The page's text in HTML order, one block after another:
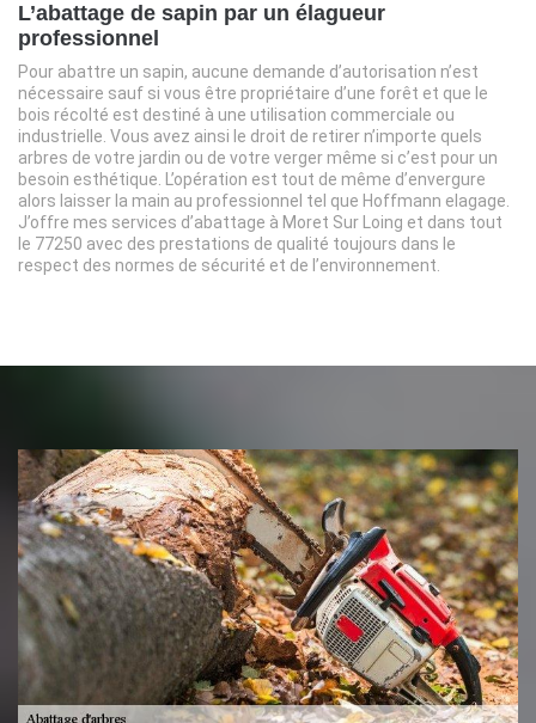
L’abattage de sapin par un élagueur
professionnel
Pour abattre un sapin, aucune demande d’autorisation n’est
nécessaire sauf si vous être propriétaire d’une forêt et que le
bois récolté est destiné à une utilisation commerciale ou
industrielle. Vous avez ainsi le droit de retirer n’importe quels
arbres de votre jardin ou de votre verger même si c’est pour un
besoin esthétique. L’opération est tout de même d’envergure
alors laisser la main au professionnel tel que Hoffmann elagage.
J’offre mes services d’abattage à Moret Sur Loing et dans tout
le 77250 avec des prestations de qualité toujours dans le
respect des normes de sécurité et de l’environnement.